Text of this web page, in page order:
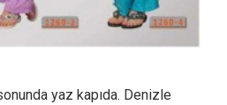
yaz kapıda. Denizle